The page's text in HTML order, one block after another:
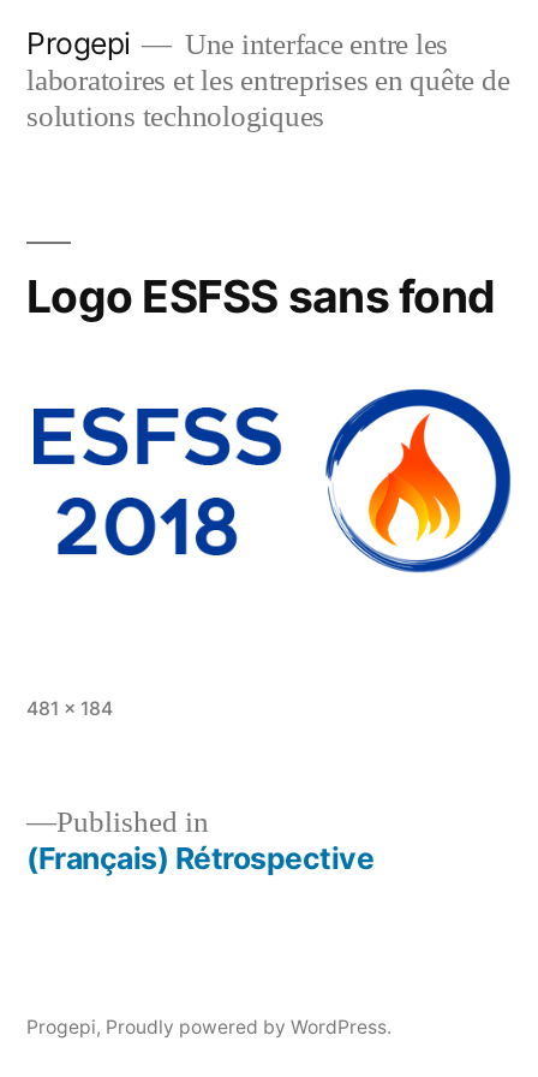
content
Progepi
Une interface entre les
laboratoires et les entreprises en quête de
solutions technologiques
Logo ESFSS sans fond
Full
481 × 184
Post
Published in
(Français) Rétrospective
Progepi, Proudly powered by WordPress.